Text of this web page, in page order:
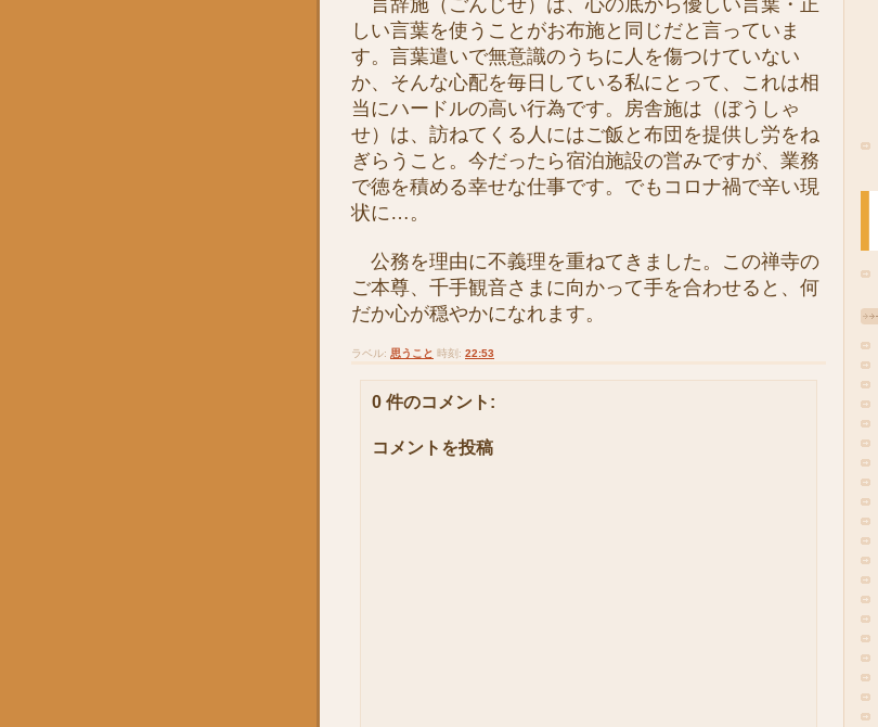
言辞施（ごんじせ）は、心の底から優しい言葉・正
しい言葉を使うことがお布施と同じだと言っていま
す。言葉遣いで無意識のうちに人を傷つけていない
か、そんな心配を毎日している私にとって、これは相
当にハードルの高い行為です。房舎施は（ぼうしゃ
せ）は、訪ねてくる人にはご飯と布団を提供し労をね
ぎらうこと。今だったら宿泊施設の営みですが、業務
で徳を積める幸せな仕事です。でもコロナ禍で辛い現
状に…。
公務を理由に不義理を重ねてきました。この禅寺の
ご本尊、千手観音さまに向かって手を合わせると、何
だか心が穏やかになれます。
ラベル: 思うこと 時刻: 22:53
0 件のコメント:
コメントを投稿